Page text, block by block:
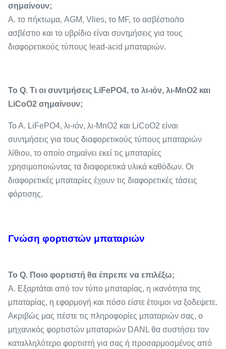
σημαίνουν;
Α. το πήκτωμα, AGM, Vlies, το MF, το ασβέστιο/το
ασβέστιο και το υβρίδιο είναι συντμήσεις για τους
διαφορετικούς τύπους lead-acid μπαταριών.
Το Q. Τι οι συντμήσεις LiFePO4, το λι-ιόν, λι-MnO2 και
LiCoO2 σημαίνουν;
Το Α. LiFePO4, λι-ιόν, λι-MnO2 και LiCoO2 είναι
συντμήσεις για τους διαφορετικούς τύπους μπαταριών
λίθιου, το οποίο σημαίνει εκεί τις μπαταρίες
χρησιμοποιώντας τα διαφορετικά υλικά καθόδων. Οι
διαφορετικές μπαταρίες έχουν τις διαφορετικές τάσεις
φόρτισης.
Γνώση φορτιστών μπαταριών
Το Q. Ποιο φορτιστή θα έπρεπε να επιλέξω;
Α. Εξαρτάται από τον τύπο μπαταρίας, η ικανότητα της
μπαταρίας, η εφαρμογή και πόσο είστε έτοιμοι να ξοδεψετε.
Ακριβώς μας πέστε τις πληροφορίες μπαταριών σας, ο
μηχανικός φορτιστών μπαταριών DANL θα συστήσει τον
καταλληλότερο φορτιστή για σας ή προσαρμοσμένος από